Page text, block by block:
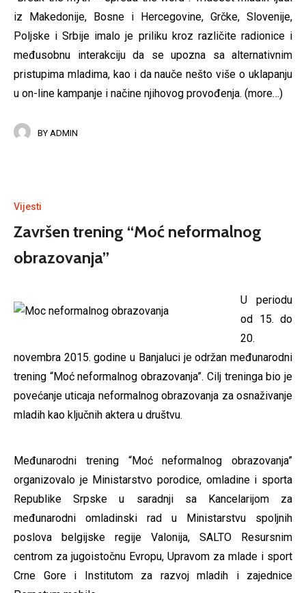
iz Makedonije, Bosne i Hercegovine, Grčke, Slovenije,
Poljske i Srbije imalo je priliku kroz različite radionice i
međusobnu interakciju da se upozna sa alternativnim
pristupima mladima, kao i da nauče nešto više o uklapanju
u on-line kampanje i načine njihovog provođenja. (more…)
BY ADMIN
Vijesti
Završen trening “Moć neformalnog
obrazovanja”
U periodu
od 15. do
20.
novembra 2015. godine u Banjaluci je održan međunarodni
trening “Moć neformalnog obrazovanja”. Cilj treninga bio je
povećanje uticaja neformalnog obrazovanja za osnaživanje
mladih kao ključnih aktera u društvu.
Međunarodni trening “Moć neformalnog obrazovanja”
organizovalo je Ministarstvo porodice, omladine i sporta
Republike Srpske u saradnji sa Kancelarijom za
međunarodni omladinski rad u Ministarstvu spoljnih
poslova belgijske regije Valonija, SALTO Resursnim
centrom za jugoistočnu Evropu, Upravom za mlade i sport
Crne Gore i Institutom za razvoj mladih i zajednice